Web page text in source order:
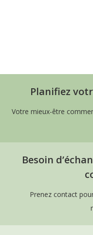
Planifiez
Votre mieux-être
Besoin
Prenez contact